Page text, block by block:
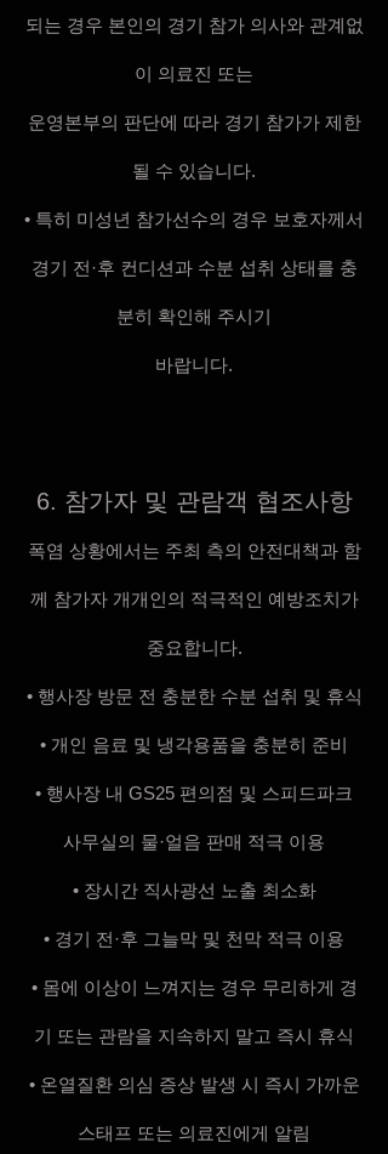
되는 경우 본인의 경기 참가 의사와 관계없
이 의료진 또는
운영본부의 판단에 따라 경기 참가가 제한
될 수 있습니다.
• 특히 미성년 참가선수의 경우 보호자께서
경기 전·후 컨디션과 수분 섭취 상태를 충
분히 확인해 주시기
바랍니다.
6. 참가자 및 관람객 협조사항
폭염 상황에서는 주최 측의 안전대책과 함
께 참가자 개개인의 적극적인 예방조치가
중요합니다.
• 행사장 방문 전 충분한 수분 섭취 및 휴식
• 개인 음료 및 냉각용품을 충분히 준비
• 행사장 내 GS25 편의점 및 스피드파크
사무실의 물·얼음 판매 적극 이용
• 장시간 직사광선 노출 최소화
• 경기 전·후 그늘막 및 천막 적극 이용
• 몸에 이상이 느껴지는 경우 무리하게 경
기 또는 관람을 지속하지 말고 즉시 휴식
• 온열질환 의심 증상 발생 시 즉시 가까운
스태프 또는 의료진에게 알림